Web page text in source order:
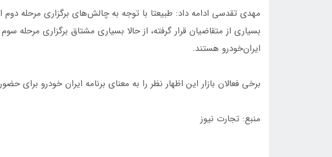
مهدی تقدسی ادامه داد: طبیعتا با توجه به چالش‌های برگزاری مرحله دوم
بسیاری از متقاضیان قرار گرفته، از حالا بسیاری مشتاق برگزاری
ایران‌خودرو هستند.
برخی فعالان بازار این اظهار نظر را به معنای برنامه ایران خودرو برای
منبع: تجارت نیوز